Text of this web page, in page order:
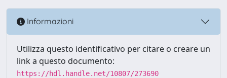
Informazioni
Utilizza questo identificativo per citare o creare un
link a questo documento:
https://hdl.handle.net/10807/273690